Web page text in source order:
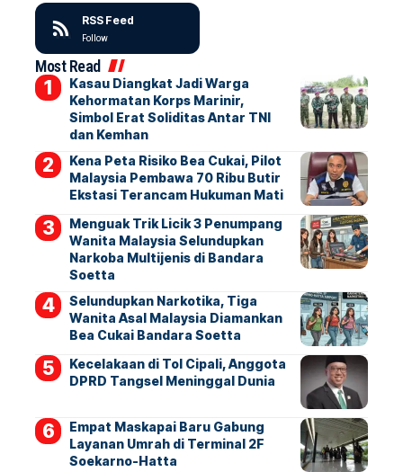
RSS Feed
Follow
Most Read
Kasau Diangkat Jadi Warga
Kehormatan Korps Marinir,
Simbol Erat Soliditas Antar TNI
dan Kemhan
Kena Peta Risiko Bea Cukai, Pilot
Malaysia Pembawa 70 Ribu Butir
Ekstasi Terancam Hukuman Mati
Menguak Trik Licik 3 Penumpang
Wanita Malaysia Selundupkan
Narkoba Multijenis di Bandara
Soetta
Selundupkan Narkotika, Tiga
Wanita Asal Malaysia Diamankan
Bea Cukai Bandara Soetta
Kecelakaan di Tol Cipali, Anggota
DPRD Tangsel Meninggal Dunia
Empat Maskapai Baru Gabung
Layanan Umrah di Terminal 2F
Soekarno-Hatta